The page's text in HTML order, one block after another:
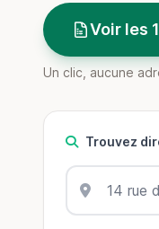
Voir les
Un clic, aucune
Trouvez